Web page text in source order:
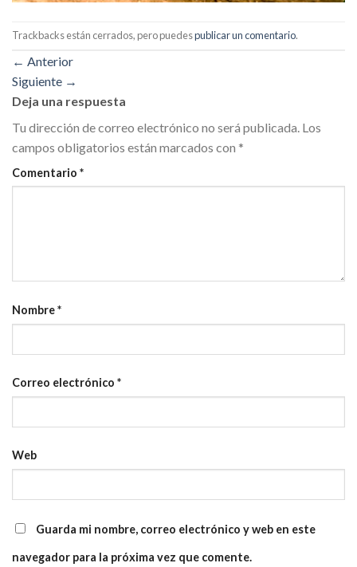
Trackbacks están cerrados, pero puedespublicar un comentario.
← Anterior
Siguiente →
Deja una respuesta
Tu dirección de correo electrónico no será publicada. Los
campos obligatorios están marcados con *
Comentario *
Nombre*
Correo electrónico *
Web
Guarda mi nombre, correo electrónico y web en este
navegador para la próxima vez que comente.